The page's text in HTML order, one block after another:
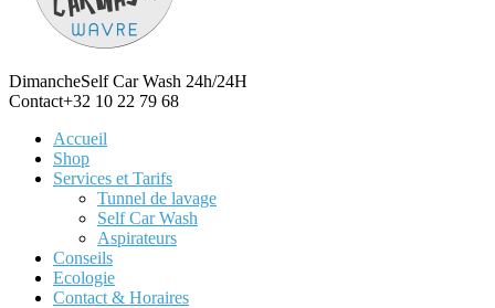
DimancheSelf Car Wash 24h/24H
Contact+32 10 22 79 68
Accueil
Shop
Services et Tarifs
Tunnel de lavage
Self Car Wash
Aspirateurs
Conseils
Ecologie
Contact & Horaires